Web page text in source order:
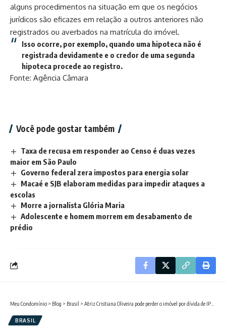
alguns procedimentos na situação em que os negócios
jurídicos são eficazes em relação a outros anteriores não
registrados ou averbados na matrícula do imóvel.
Isso ocorre, por exemplo, quando uma hipoteca não é
registrada devidamente e o credor de uma segunda
hipoteca procede ao registro.
Fonte: Agência Câmara
Você pode gostar também
Taxa de recusa em responder ao Censo é duas vezes
maior em São Paulo
Governo federal zera impostos para energia solar
Macaé e SJB elaboram medidas para impedir ataques a
escolas
Morre a jornalista Glória Maria
Adolescente e homem morrem em desabamento de
prédio
Meu Condomínio > Blog > Brasil > Atriz Cristiana Oliveira pode perder o imóvel por dívida de IPTU
BRASIL